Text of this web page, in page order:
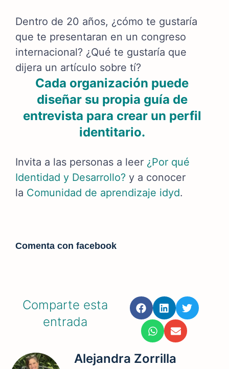
Dentro de 20 años, ¿cómo te gustaría
que te presentaran en un congreso
internacional? ¿Qué te gustaría que
dijera un artículo sobre tí?
Cada organización puede
diseñar su propia guía de
entrevista para crear un perfil
identitario.
Invita a las personas a leer ¿Por qué
Identidad y Desarrollo? y a conocer
la Comunidad de aprendizaje idyd.
Comenta con facebook
Comparte esta
entrada
Alejandra Zorrilla